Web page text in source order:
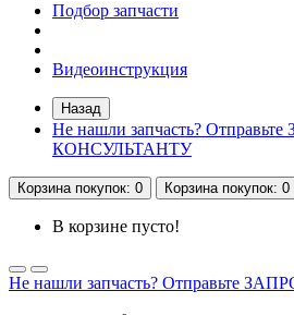
Подбор запчасти
Видеоинструкция
Назад
Не нашли запчасть?
КОНСУЛЬТАНТУ
Корзинапокупок: 0 Корзинапокупок: 0
В корзине пусто!
Не нашли запчасть? Отправьте